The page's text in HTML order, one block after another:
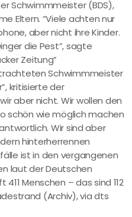
Schwimmmeister (BDS),
Eltern. “Viele achten nur
aber nicht ihre Kinder.
die Pest”, sagte
Zeitung”
Schwimmmeister
kritisierte der
aber nicht. Wir wollen den
schön wie möglich machen
Wir sind aber
hinterherrennen
ist in den vergangenen
laut der Deutschen
Menschen – das sind 112
(Archiv), via dts